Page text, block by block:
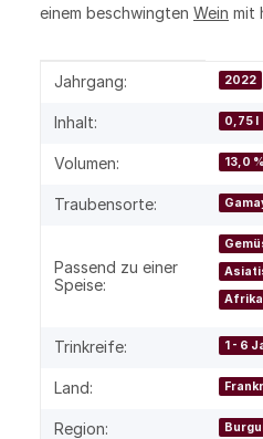
einem beschwingten Wein mit
Produkteigenschaft
Wert
Jahrgang: 2022
Inhalt: 0,75 l
Volumen: 13,0 %
Traubensorte:
Passend zu einer
Speise:
Trinkreife: 1 - 6
Land:
Region: